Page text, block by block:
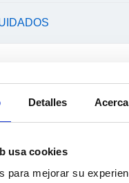
Detalles
usa cookies
para mejorar su